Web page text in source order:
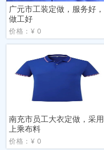
广元市工装定做，服务好，
做工好
价格：¥ 0
南充市员工大衣定做，采用
上乘布料
价格：¥ 0